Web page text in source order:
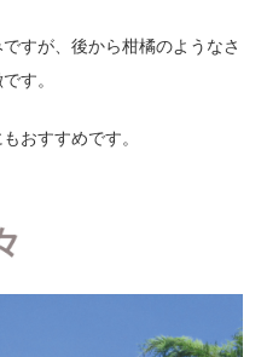
すが、後から柑橘のようなさ
す。
おすすめです。